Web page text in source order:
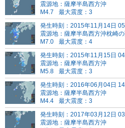
震源地：薩摩半島西方沖
M4.7
最大震度：3
発生時刻：2015年11月14日
震源地：薩摩半島西方沖枕崎
M7.0
最大震度：4
発生時刻：2015年11月15日
震源地：薩摩半島西方沖
M5.8
最大震度：3
発生時刻：2016年06月04日
震源地：薩摩半島西方沖
M4.4
最大震度：3
発生時刻：2017年03月12日
震源地：薩摩半島西方沖